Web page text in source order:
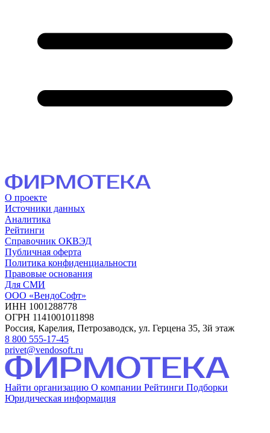
О проекте
Источники данных
Аналитика
Рейтинги
Справочник ОКВЭД
Публичная оферта
Политика конфиденциальности
Правовые основания
Для СМИ
ООО «ВендоСофт»
ИНН 1001288778
ОГРН 1141001011898
Россия, Карелия, Петрозаводск, ул. Герцена 35, 3й этаж
8 800 555-17-45
privet@vendosoft.ru
Найти организацию О компании Рейтинги Подборки
Юридическая информация